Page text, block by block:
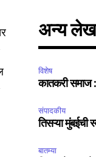
अन्य लेख
विशेष
कातकरी समाज
संपादकीय
तिसऱ्या मुंबईची
बातम्या